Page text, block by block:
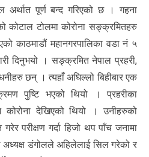
अर्थात पूर्ण बन्द गरिएको छ । गहना
कोटाल टोलमा कोरोना सङ्क्रमितहरु
काठमाडौं महानगरपालिका वडा नं ५
दिनुभयो । सङ्क्रमित नेपाल प्रहरी,
छन् । त्यहाँ अघिल्लो बिहीबार एक
पुष्टि भएको थियो । प्रहरीका
कोरोना देखिएको थियो । उनीहरुको
परीक्षण गर्दा हिजो थप पाँच जनामा
अध्यक्ष डंगोलले अहिलेलाई सिल गरेको र